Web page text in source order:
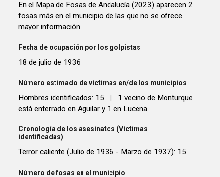
En el Mapa de Fosas de Andalucía (2023) aparecen 2
fosas más en el municipio de las que no se ofrece
mayor información.
Fecha de ocupación por los golpistas
18 de julio de 1936
Número estimado de víctimas en/de los municipios
Hombres identificados: 15 |
1 vecino de Monturque
está enterrado en Aguilar y 1 en Lucena
Cronología de los asesinatos (Víctimas
identificadas)
Terror caliente (Julio de 1936 - Marzo de 1937): 15
Número de fosas en el municipio